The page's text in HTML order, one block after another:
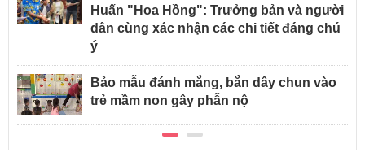
Huấn "Hoa Hồng": Trưởng bản và người
dân cùng xác nhận các chi tiết đáng chú
ý
Bảo mẫu đánh mắng, bắn dây chun vào
trẻ mầm non gây phẫn nộ